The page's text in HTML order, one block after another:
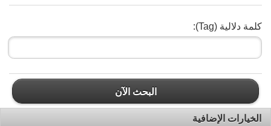
كلمة دلالية (Tag):
البحث الآن
الخيارات الإضافية